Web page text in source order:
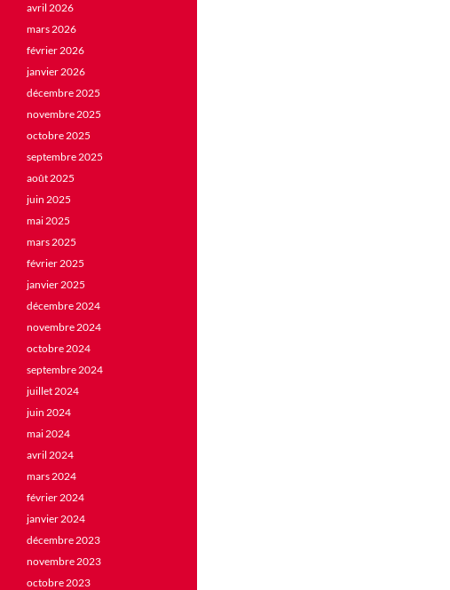
avril 2026
mars 2026
février 2026
janvier 2026
décembre 2025
novembre 2025
octobre 2025
septembre 2025
août 2025
juin 2025
mai 2025
mars 2025
février 2025
janvier 2025
décembre 2024
novembre 2024
octobre 2024
septembre 2024
juillet 2024
juin 2024
mai 2024
avril 2024
mars 2024
février 2024
janvier 2024
décembre 2023
novembre 2023
octobre 2023